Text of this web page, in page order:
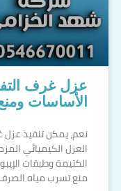
عزل غرف
الأساسات
نعم، يمكن تنفيذ
العزل الكيميائي
الكتيمة وطبقات
منع تسرب مياه